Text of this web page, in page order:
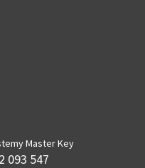
Master Key
093 547